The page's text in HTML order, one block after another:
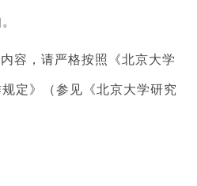
容，请严格按照《北京大学
定》（参见《北京大学研究